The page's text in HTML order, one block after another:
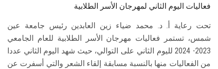
سجل الان
فعاليات اليوم الثاني لمهرجان الأسر الطلابية
تحت رعاية أ. د. محمد ضياء زين العابدين رئيس جامعة عين
شمس، تستمر فعاليات مهرجان الأسر الطلابية للعام الجامعي
2023- 2024 لليوم الثاني على التوالي، حيث شهد اليوم الثاني عددا
من الفعاليات منها بالنسبة مسابقة إلقاء الشعر والتي أسفرت عن